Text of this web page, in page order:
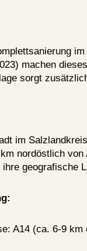
machen
sorgt
im
nordöstlich
geografische
A14 (ca. 6-9